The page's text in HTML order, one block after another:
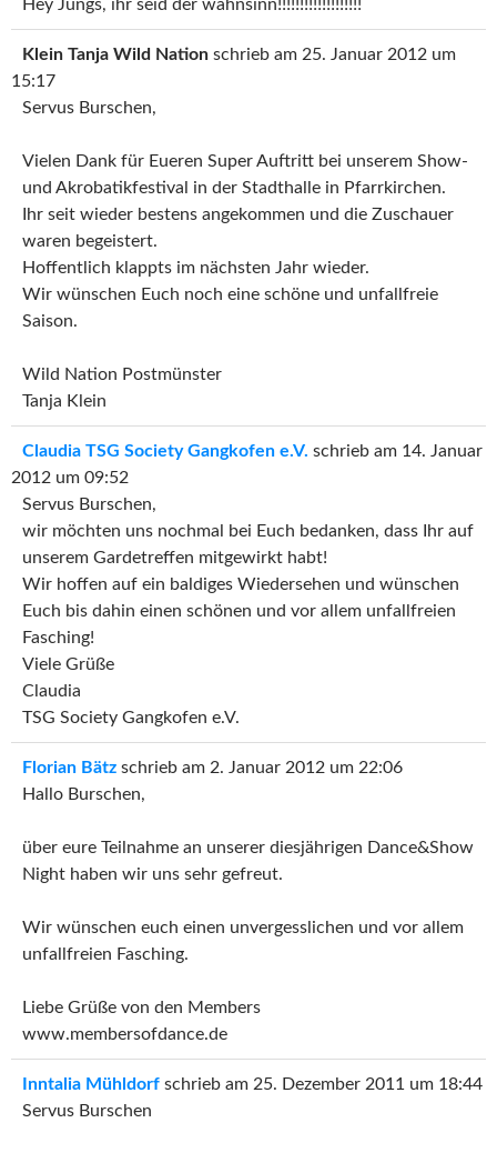
Hey Jungs, ihr seid der wahnsinn!!!!!!!!!!!!!!!!!!!
Klein Tanja Wild Nation schrieb am 25. Januar 2012 um
15:17
Servus Burschen,
Vielen Dank für Eueren Super Auftritt bei unserem Show-
und Akrobatikfestival in der Stadthalle in Pfarrkirchen.
Ihr seit wieder bestens angekommen und die Zuschauer
waren begeistert.
Hoffentlich klappts im nächsten Jahr wieder.
Wir wünschen Euch noch eine schöne und unfallfreie
Saison.
Wild Nation Postmünster
Tanja Klein
Claudia TSG Society Gangkofen e.V. schrieb am 14. Januar
2012 um 09:52
Servus Burschen,
wir möchten uns nochmal bei Euch bedanken, dass Ihr auf
unserem Gardetreffen mitgewirkt habt!
Wir hoffen auf ein baldiges Wiedersehen und wünschen
Euch bis dahin einen schönen und vor allem unfallfreien
Fasching!
Viele Grüße
Claudia
TSG Society Gangkofen e.V.
Florian Bätz schrieb am 2. Januar 2012 um 22:06
Hallo Burschen,
über eure Teilnahme an unserer diesjährigen Dance&Show
Night haben wir uns sehr gefreut.
Wir wünschen euch einen unvergesslichen und vor allem
unfallfreien Fasching.
Liebe Grüße von den Members
www.membersofdance.de
Inntalia Mühldorf schrieb am 25. Dezember 2011 um 18:44
Servus Burschen